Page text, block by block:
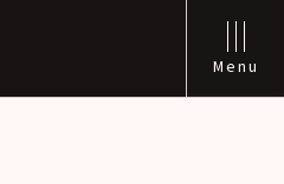
Menu